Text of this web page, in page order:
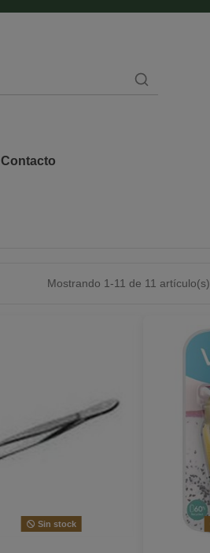
Contacto
Mostrando 1-11 de 11 artículo(s)
Sin stock